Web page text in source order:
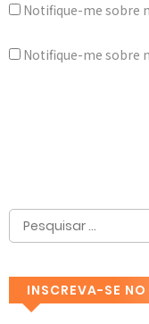
Notifique-me sobre
Notifique-me sobre
INSCREVA-SE